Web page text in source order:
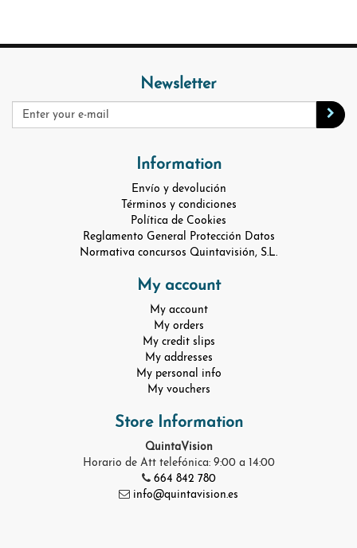
Newsletter
Information
Envío y devolución
Términos y condiciones
Política de Cookies
Reglamento General Protección Datos
Normativa concursos Quintavisión, S.L.
My account
My account
My orders
My credit slips
My addresses
My personal info
My vouchers
Store Information
QuintaVision
Horario de Att telefónica: 9:00 a 14:00
664 842 780
info@quintavision.es